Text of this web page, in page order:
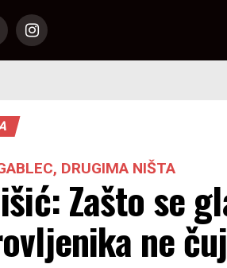
DRUGIMA NIŠTA
Zašto se
ne